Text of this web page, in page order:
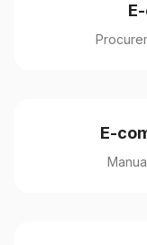
E-